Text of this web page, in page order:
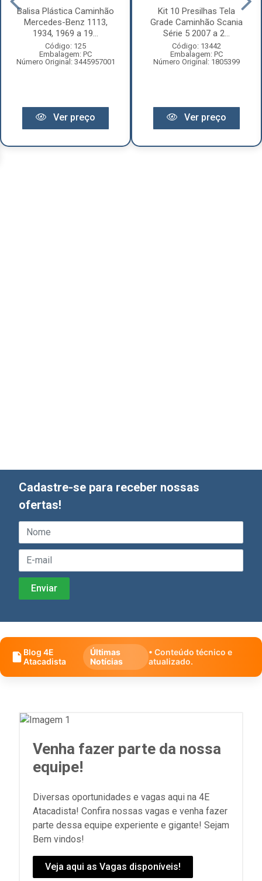
Balisa Plástica Caminhão
Mercedes-Benz 1113,
1934, 1969 a 19...
Código: 125
Embalagem: PC
Número Original: 3445957001
Ver preço
Kit 10 Presilhas Tela
Grade Caminhão Scania
Série 5 2007 a 2...
Código: 13442
Embalagem: PC
Número Original: 1805399
Ver preço
Cadastre-se para receber nossas
ofertas!
Blog 4E
Atacadista
Últimas
Notícias
• Conteúdo técnico e
atualizado.
Venha fazer parte da nossa
equipe!
Diversas oportunidades e vagas aqui na 4E
Atacadista! Confira nossas vagas e venha fazer
parte dessa equipe experiente e gigante! Sejam
Bem vindos!
Veja aqui as Vagas disponíveis!